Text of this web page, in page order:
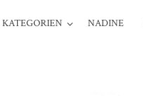
KATEGORIEN NADINE